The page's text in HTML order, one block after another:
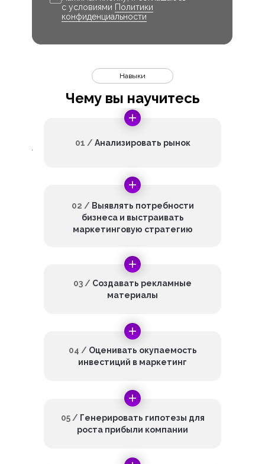
с условиями Политики
конфиденциальности
Чему вы научитесь
Навыки
01 / Анализировать рынок
02 / Выявлять потребности
бизнеса и выстраивать
маркетинговую стратегию
03 / Создавать рекламные
материалы
05 / Генерировать гипотезы для
роста прибыли компании
04 / Оценивать окупаемость
инвестиций в маркетинг